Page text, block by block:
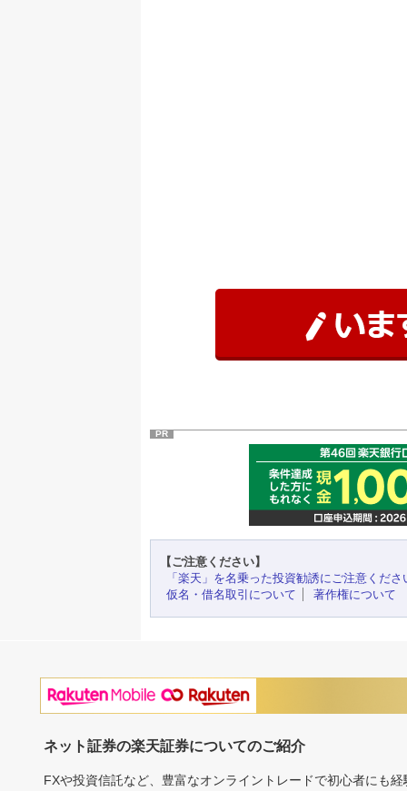
PR
【ご注意ください】
「楽天」を名乗った投資勧誘にご注意くださ
仮名・借名取引について
著作権について
ネット証券の楽天証券についてのご紹介
FXや投資信託など、豊富なオンライントレードで初心者にも